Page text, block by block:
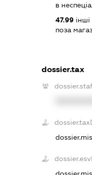
в
47.99інші
поза
dossier.tax